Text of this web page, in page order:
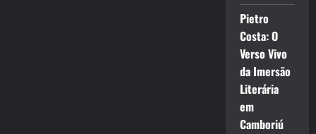
Pietro
Costa: O
Verso Vivo
da Imersão
Literária
em
Camboriú